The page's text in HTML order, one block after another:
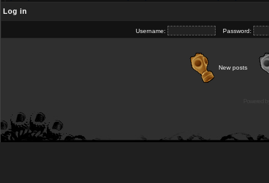
Log in
Username: Password:
New posts